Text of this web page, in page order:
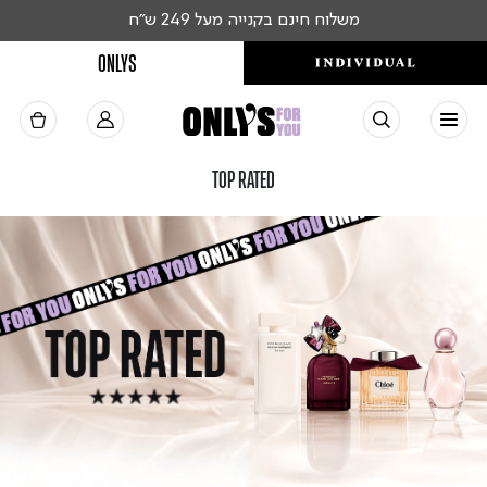
חברי מועדון צוברים נקודות ומרוויחים יותר
ONLYS
TOP RATED